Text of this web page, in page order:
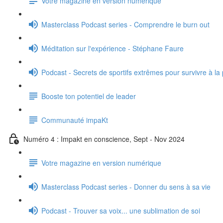
Masterclass Podcast series - Comprendre le burn out
Méditation sur l'expérience - Stéphane Faure
Podcast - Secrets de sportifs extrêmes pour survivre à la
Booste ton potentiel de leader
Communauté impaKt
Numéro 4 : Impakt en conscience, Sept - Nov 2024
Votre magazine en version numérique
Masterclass Podcast series - Donner du sens à sa vie
Podcast - Trouver sa voix... une sublimation de soi